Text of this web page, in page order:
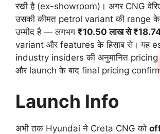
रखी है (ex-showroom)। अगर CNG
उसकी कीमत petrol variant की range के
उम्मीद है — लगभग ₹10.50 लाख से
variant और features के हिसाब से। यह
industry insiders की अनुमानित pricing
और launch के बाद final pricing confirm
Launch Info
अभी तक Hyundai ने Creta CNG को